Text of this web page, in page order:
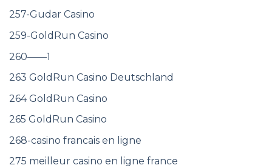
257-Gudar Casino
259-GoldRun Casino
260——1
263 GoldRun Casino Deutschland
264 GoldRun Casino
265 GoldRun Casino
268-casino francais en ligne
275 meilleur casino en ligne france